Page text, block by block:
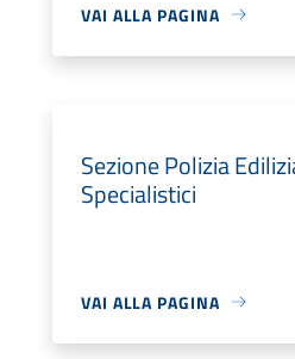
VAI ALLA PAGINA
Sezione Polizia
Specialistici
VAI ALLA PAGINA